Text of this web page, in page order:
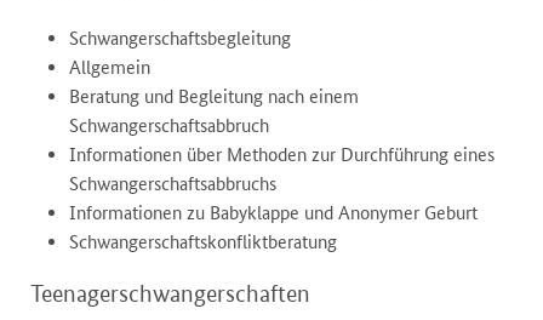
Schwangerschaftsbegleitung
Allgemein
Beratung und Begleitung nach einem
Schwangerschaftsabbruch
Informationen über Methoden zur Durchführung eines
Schwangerschaftsabbruchs
Informationen zu Babyklappe und Anonymer Geburt
Schwangerschaftskonfliktberatung
Teenagerschwangerschaften